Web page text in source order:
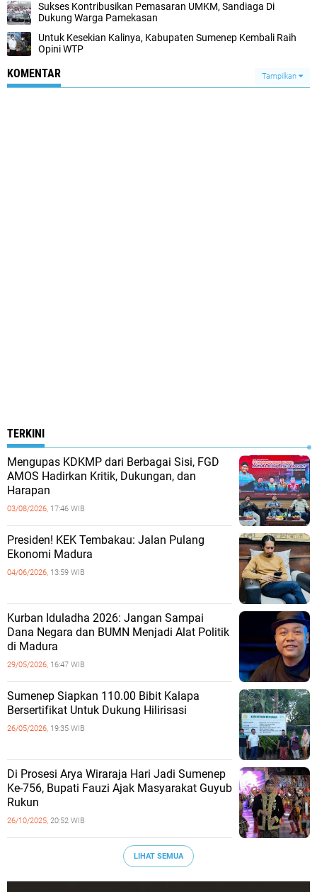
Sukses Kontribusikan Pemasaran UMKM, Sandiaga Di
Dukung Warga Pamekasan
Untuk Kesekian Kalinya, Kabupaten Sumenep Kembali Raih
Opini WTP
KOMENTAR Tampilkan
TERKINI
Mengupas KDKMP dari Berbagai Sisi, FGD
AMOS Hadirkan Kritik, Dukungan, dan
Harapan
03/08/2026, 17:46 WIB
Presiden! KEK Tembakau: Jalan Pulang
Ekonomi Madura
04/06/2026, 13:59 WIB
Kurban Iduladha 2026: Jangan Sampai
Dana Negara dan BUMN Menjadi Alat Politik
di Madura
29/05/2026, 16:47 WIB
Sumenep Siapkan 110.00 Bibit Kalapa
Bersertifikat Untuk Dukung Hilirisasi
26/05/2026, 19:35 WIB
Di Prosesi Arya Wiraraja Hari Jadi Sumenep
Ke-756, Bupati Fauzi Ajak Masyarakat Guyub
Rukun
26/10/2025, 20:52 WIB
LIHAT SEMUA